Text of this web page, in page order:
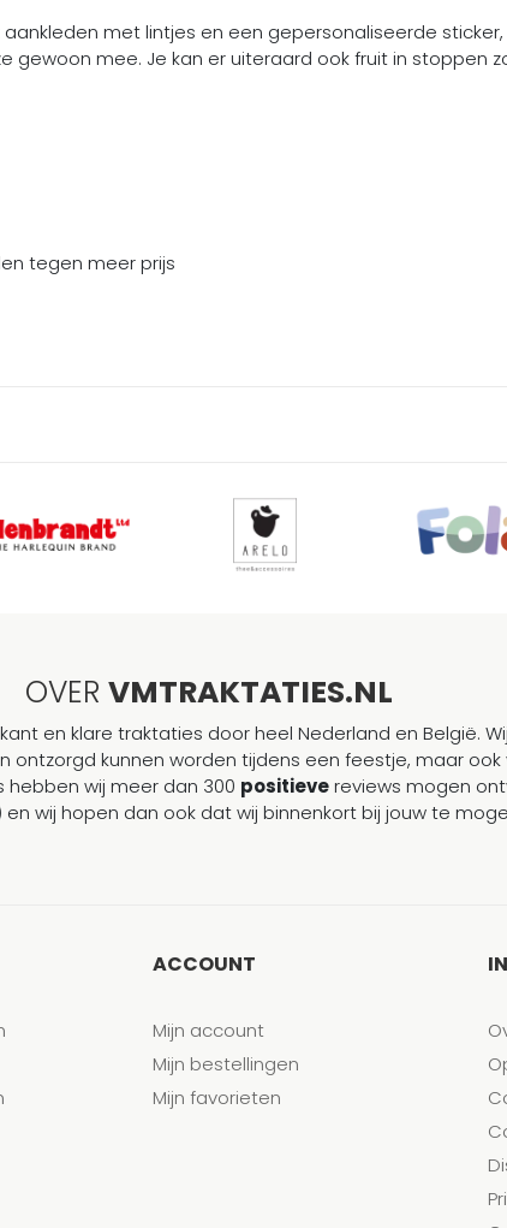
met lintjes en een gepersonaliseerde
gewoon mee. Je kan er uiteraard ook fruit in stoppen
tegen meer prijs
OVER VMTRAKTATIES.NL
kant en klare traktaties door heel Nederland en België.
ontzorgd kunnen worden tijdens een feestje, maar ook
hebben wij meer dan 300 positievereviews mogen
wij hopen dan ook dat wij binnenkort bij jouw te
ACCOUNT
Mijn account
Mijn bestellingen
Mijn favorieten